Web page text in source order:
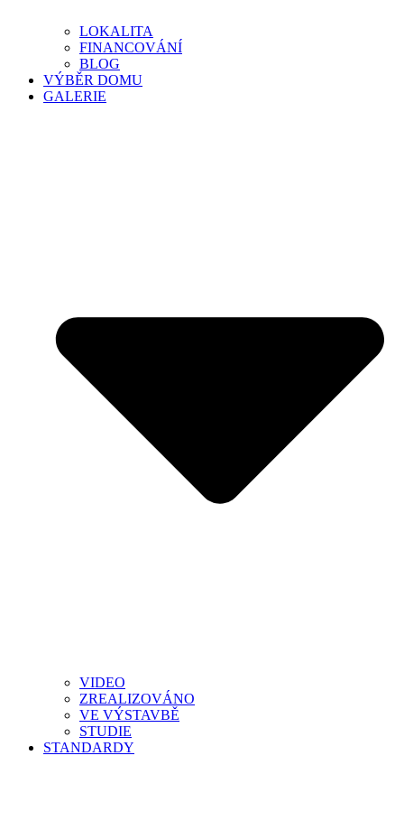
LOKALITA
FINANCOVÁNÍ
BLOG
VÝBĚR DOMU
GALERIE
VIDEO
ZREALIZOVÁNO
VE VÝSTAVBĚ
STUDIE
STANDARDY